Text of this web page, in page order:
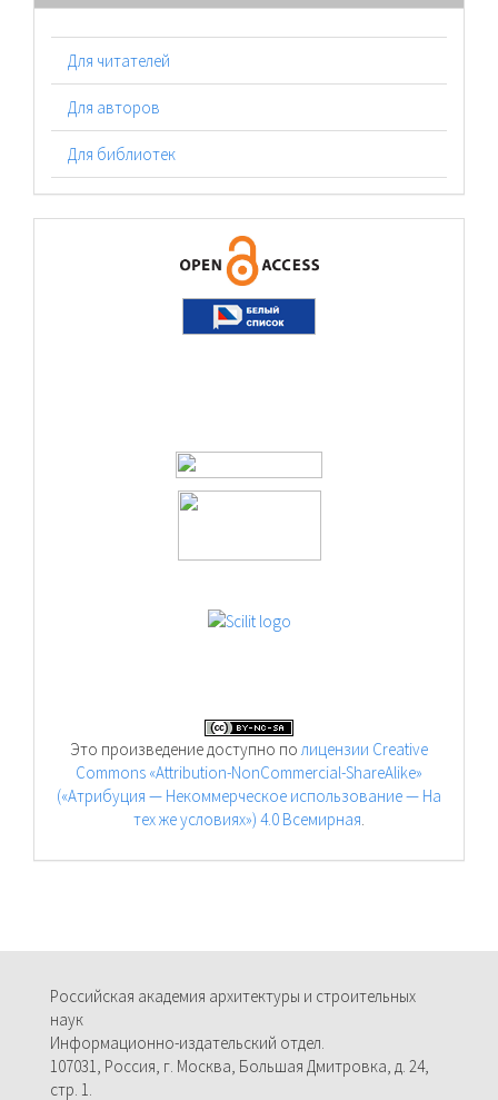
Для читателей
Для авторов
Для библиотек
Это произведение доступно полицензии Creative
Commons «Attribution-NonCommercial-ShareAlike»
(«Атрибуция — Некоммерческое использование — На
тех же условиях») 4.0 Всемирная.
Российская академия архитектуры и строительных
наук
Информационно-издательский отдел.
107031, Россия, г. Москва, Большая Дмитровка, д. 24,
стр. 1.